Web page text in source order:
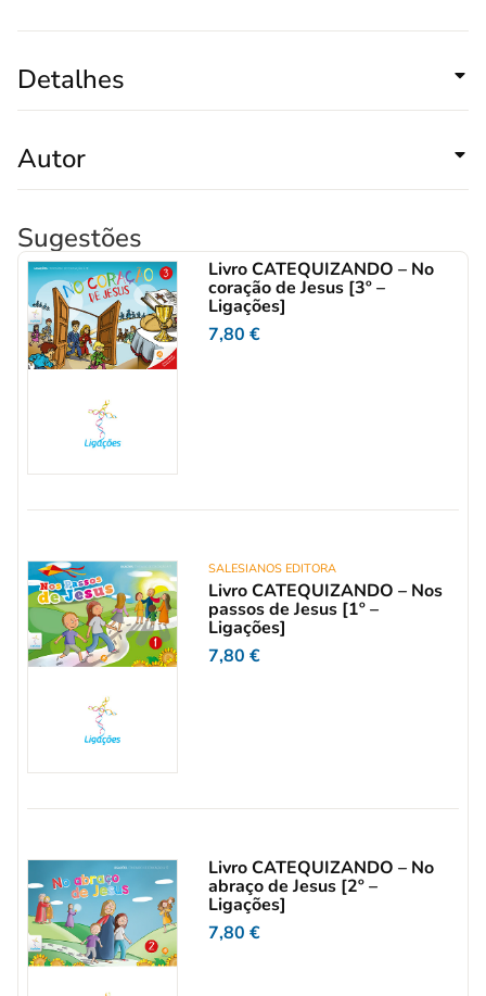
Detalhes
Autor
Sugestões
Livro CATEQUIZANDO – No
coração de Jesus [3º –
Ligações]
7,80€
SALESIANOS EDITORA
Livro CATEQUIZANDO – Nos
passos de Jesus [1º –
Ligações]
7,80€
Livro CATEQUIZANDO – No
abraço de Jesus [2º –
Ligações]
7,80€